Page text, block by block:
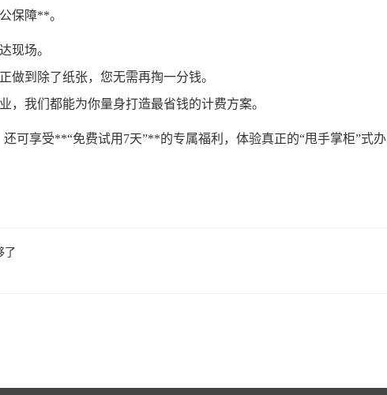
保障**。
现场。
做到除了纸张，您无需再掏一分钱。
，我们都能为你量身打造最省钱的计费方案。
还可享受**“免费试用7天”**的专属福利，体验真正的“甩手掌柜”式办
了